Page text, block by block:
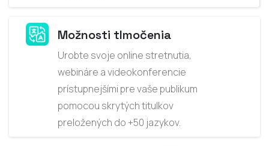
Možnosti tlmočenia
Urobte svoje online stretnutia,
webináre a videokonferencie
prístupnejšími pre vaše publikum
pomocou skrytých titulkov
preložených do +50 jazykov.